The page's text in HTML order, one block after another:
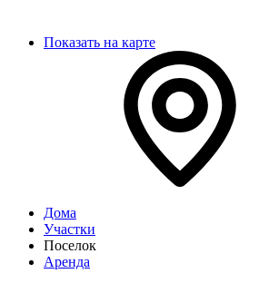
Показать на карте
Дома
Участки
Поселок
Аренда